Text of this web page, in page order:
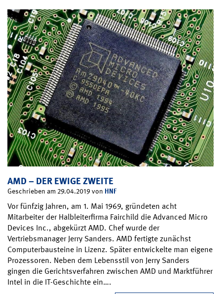
AMD – DER EWIGE ZWEITE
Geschrieben am 29.04.2019 von HNF
Vor fünfzig Jahren, am 1. Mai 1969, gründeten acht
Mitarbeiter der Halbleiterfirma Fairchild die Advanced Micro
Devices Inc., abgekürzt AMD. Chef wurde der
Vertriebsmanager Jerry Sanders. AMD fertigte zunächst
Computerbausteine in Lizenz. Später entwickelte man eigene
Prozessoren. Neben dem Lebensstil von Jerry Sanders
gingen die Gerichtsverfahren zwischen AMD und Marktführer
Intel in die IT-Geschichte ein….